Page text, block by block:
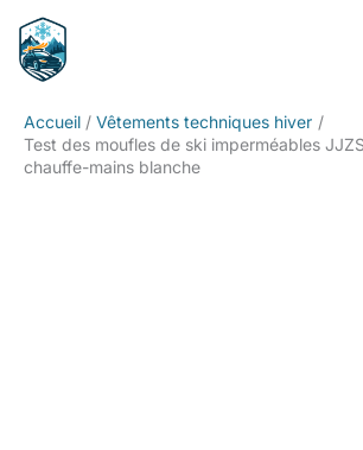
contenu
Accueil
Vêtements techniques hiver
Test des moufles de ski imperméables
chauffe-mains blanche
Rechercher